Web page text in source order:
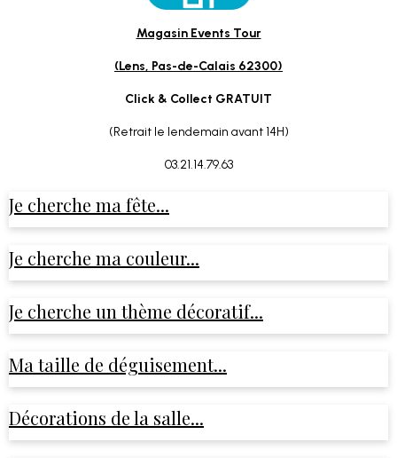
Magasin Events Tour
(Lens, Pas-de-Calais 62300)
Click & Collect GRATUIT
(Retrait le lendemain avant 14H)
03.21.14.79.63
Je cherche ma fête...
Je cherche ma couleur...
Je cherche un thème décoratif...
Ma taille de déguisement...
Décorations de la salle...